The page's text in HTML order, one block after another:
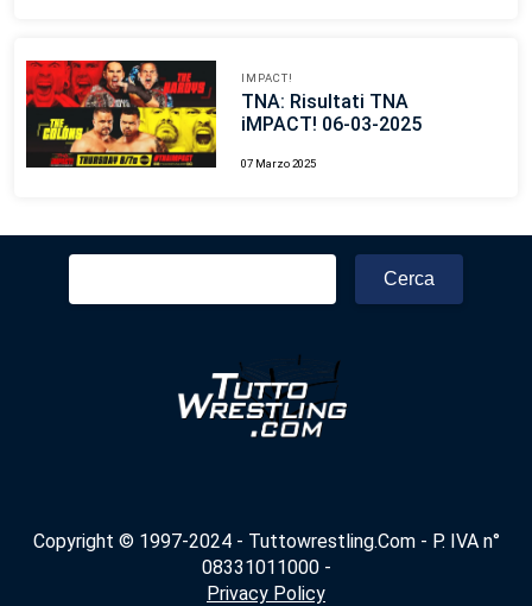
IMPACT!
TNA: Risultati TNA
iMPACT! 06-03-2025
07 Marzo 2025
Ricerca
Copyright © 1997-2024 - Tuttowrestling.Com - P. IVA n°
08331011000 -
Privacy Policy